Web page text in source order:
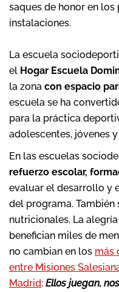
saques de honor en
instalaciones.
La escuela
el Hogar Escuela
la zona con espacio
escuela se ha
para la práctica
adolescentes, jóvenes
En las escuelas
refuerzo escolar,
evaluar el desarrollo y
del programa.
nutricionales. La
benefician miles de
no cambian en los más
entre Misiones
Madrid: Ellos juegan,